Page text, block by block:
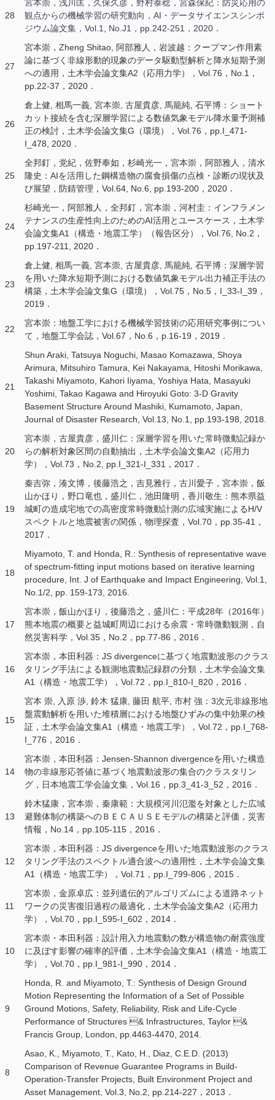
28
宮本崇，浅川匡，久保久彦，野村泰稔，宮森保紀：防災応用の
観点からの機械学習の研究動向，AI・データサイエンスシンポ
ジウム論文集，Vol.1, No.J1，pp.242-251，2020．
27
宮本崇，Zheng Shitao, 阿部雅人，岩波越：クープマン作用素
論に基づく非線形動的現象のデータ駆動型解析と降水短期予測
への適用，土木学会論文集A2（応用力学），Vol.76，No.1，
pp.22-37，2020．
26
倉上健, 相馬一義, 宮本崇, 古屋貴彦, 馬籠純, 石平博：ショート
カット接続を含む深層学習による数値気象モデル降水量予測補
正の検討，土木学会論文集G（環境），Vol.76，pp.I_471-
I_478, 2020．
25
全邦釘，党紀，佐野奉如，杉崎光一，宮本崇，阿部雅人，清水
隆史：AIを活用した鋼構造物の腐食損傷の点検・診断の現状及
び展望，防錆管理，Vol.64, No.6, pp.193-200，2020．
24
杉崎光一，阿部雅人，全邦釘，宮本崇，河村圭：インフラメン
テナンスの生産性向上のためのAI活用とユースケース，土木学
会論文集A1（構造・地震工学）（報告区分），Vol.76, No.2，
pp.197-211, 2020．
23
倉上健, 相馬一義, 宮本崇, 古屋貴彦, 馬籠純, 石平博：深層学習
を用いた降水短期予測における数値気象モデル出力補正手法の
構築，土木学会論文集G（環境），Vol.75，No.5，I_33-I_39，
2019．
22
宮本崇：地盤工学における機械学習技術の応用研究事例につい
て，地盤工学会誌，Vol.67，No.6，p.16-19，2019．
21
Shun Araki, Tatsuya Noguchi, Masao Komazawa, Shoya
Arimura, Mitsuhiro Tamura, Kei Nakayama, Hitoshi Morikawa,
Takashi Miyamoto, Kahori Iiyama, Yoshiya Hata, Masayuki
Yoshimi, Takao Kagawa and Hiroyuki Goto: 3-D Gravity
Basement Structure Around Mashiki, Kumamoto, Japan,
Journal of Disaster Research, Vol.13, No.1, pp.193-198, 2018.
20
宮本崇，古屋貴彦，盛川仁：深層学習を用いた常時微動記録か
らの解析対象区間の自動抽出，土木学会論文集A2（応用力
学），Vol.73，No.2, pp.I_321-I_331，2017．
19
秦吉弥，湊文博，後藤浩之，吉見雅行，古川愛子，宮本崇，飯
山かほり，野口竜也，盛川仁，池田隆明，香川敬生：熊本県益
城町の造成宅地での高密度常時微動計測の広域実施によるH/V
スペクトルと地震被害の関係，物理探査，Vol.70，pp.35-41，
2017．
18
Miyamoto, T. and Honda, R.: Synthesis of representative wave
of spectrum-fitting input motions based on iterative learning
procedure, Int. J of Earthquake and Impact Engineering, Vol.1,
No.1/2, pp. 159-173, 2016.
17
宮本崇，飯山かほり，後藤浩之，盛川仁：平成28年（2016年）
熊本地震の概要と益城町周辺における余震・常時微動観測，自
然災害科学，Vol.35，No.2，pp.77-86，2016．
16
宮本崇，本田利器：JS divergenceに基づく地震動波形のクラス
タリング手法による観測地震動記録群の分類，土木学会論文集
A1（構造・地震工学），Vol.72，pp.I_810-I_820，2016．
15
宮本 崇, 入原 渉, 鈴木 猛康, 藤田 航平, 市村 強：3次元非線形地
盤震動解析を用いた堆積層における地盤ひずみの集中効果の検
証，土木学会論文集A1（構造・地震工学），Vol.72，pp.I_768-
I_776，2016．
14
宮本崇，本田利器：Jensen-Shannon divergenceを用いた構造
物の非線形応答値に基づく地震動波形の集合のクラスタリン
グ，日本地震工学会論文集，Vol.16，pp.3_41-3_52，2016．
13
鈴木猛康，宮本崇，秦康範：大規模河川氾濫を対象とした広域
避難体制の構築へのＢＥＣＡＵＳＥモデルの構築と評価，災害
情報，No.14，pp.105-115，2016．
12
宮本崇，本田利器：JS divergenceを用いた地震動波形のクラス
タリング手法のスペクトル適合波への適用性，土木学会論文集
A1（構造・地震工学），Vol.71，pp.I_799-806，2015．
11
宮本崇，金原卓広：並列遺伝的アルゴリズムによる道路ネット
ワークの災害復旧過程の最適化，土木学会論文集A2（応用力
学），Vol.70，pp.I_595-I_602，2014．
10
宮本崇・本田利器：設計用入力地震動の数が構造物の耐震強度
に及ぼす影響の確率的評価，土木学会論文集A1（構造・地震工
学），Vol.70，pp.I_981-I_990，2014．
9
Honda, R. and Miyamoto, T.: Synthesis of Design Ground
Motion Representing the Information of a Set of Possible
Ground Motions, Safety, Reliability, Risk and Life-Cycle
Performance of Structures & Infrastructures, Taylor &
Francis Group, London, pp.4463-4470, 2014.
8
Asao, K., Miyamoto, T., Kato, H., Diaz, C.E.D. (2013)
Comparison of Revenue Guarantee Programs in Build-
Operation-Transfer Projects, Built Environment Project and
Asset Management, Vol.3, No.2, pp.214-227，2013．